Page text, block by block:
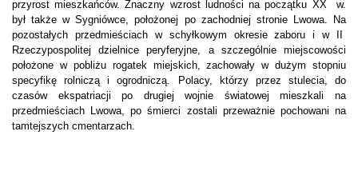
przyrost mieszkańców. Znaczny wzrost ludności na początku XX w.
był także w Sygniówce, położonej po zachodniej stronie Lwowa. Na
pozostałych przedmieściach w schyłkowym okresie zaboru i w II
Rzeczypospolitej dzielnice peryferyjne, a szczególnie miejscowości
położone w pobliżu rogatek miejskich, zachowały w dużym stopniu
specyfikę rolniczą i ogrodniczą. Polacy, którzy przez stulecia, do
czasów ekspatriacji po drugiej wojnie światowej mieszkali na
przedmieściach Lwowa, po śmierci zostali przeważnie pochowani na
tamtejszych cmentarzach.